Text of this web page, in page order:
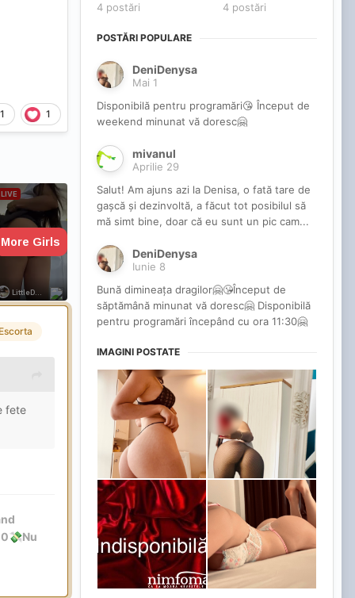
1 1
fete
💸Nu
4 postări
4 postări
POSTĂRI POPULARE
DeniDenysa
Mai 1
Disponibilă pentru programări😘 Început de
weekend minunat vă doresc🤗
mivanul
Aprilie 29
Salut! Am ajuns azi la Denisa, o fată tare de
gașcă și dezinvoltă, a făcut tot posibilul să
mă simt bine, doar că eu sunt un pic cam...
DeniDenysa
Iunie 8
Bună dimineața dragilor🤗😘Început de
săptămână minunat vă doresc🤗 Disponibilă
pentru programări începând cu ora 11:30🤗
IMAGINI POSTATE